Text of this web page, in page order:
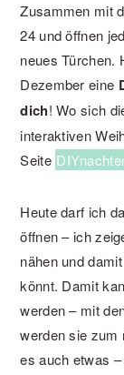
Zusammen mit
24 und öffnen
neues Türchen.
Dezember eine
dich! Wo sich
interaktiven
Seite
Heute darf ich
öffnen – ich
nähen und
könnt. Damit
werden – mit
werden sie zum
es auch etwas